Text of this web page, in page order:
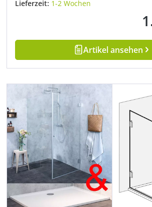
Lieferzeit: 1-2 Wochen
Artikel ansehen